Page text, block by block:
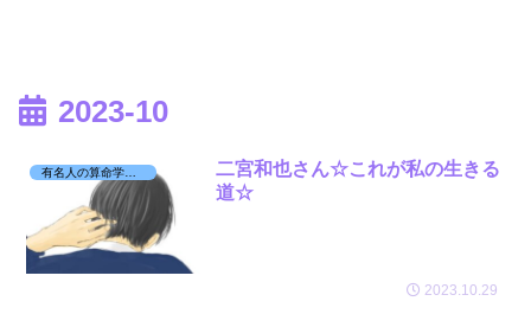
2023-10
有名人の算命学日記☆
二宮和也さん☆これが私の生きる
道☆
2023.10.29